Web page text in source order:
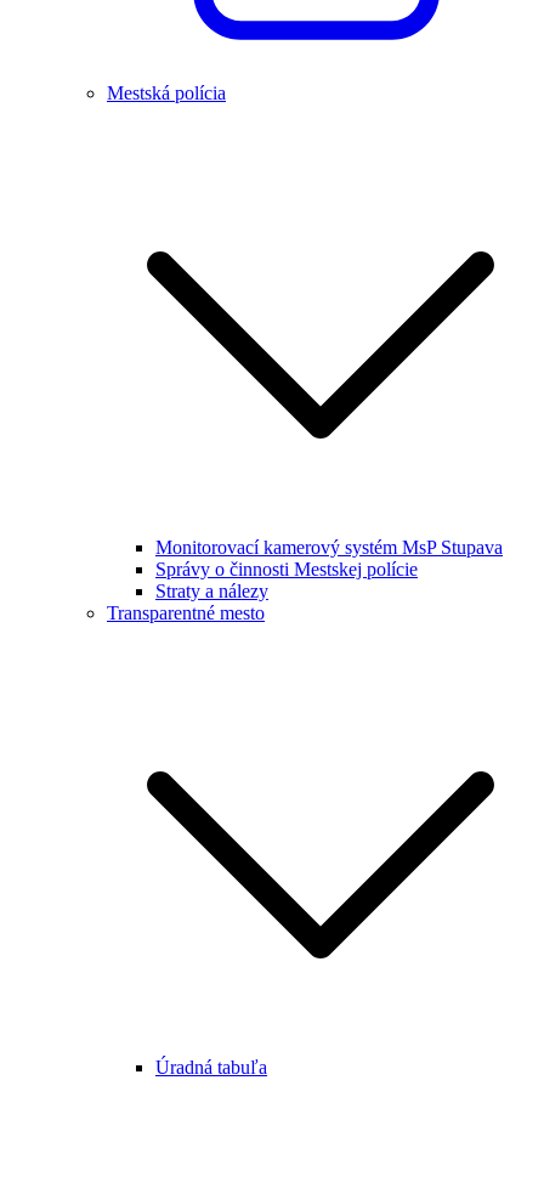
Mestská polícia
Monitorovací kamerový systém MsP Stupava
Správy o činnosti Mestskej polície
Straty a nálezy
Transparentné mesto
Úradná tabuľa